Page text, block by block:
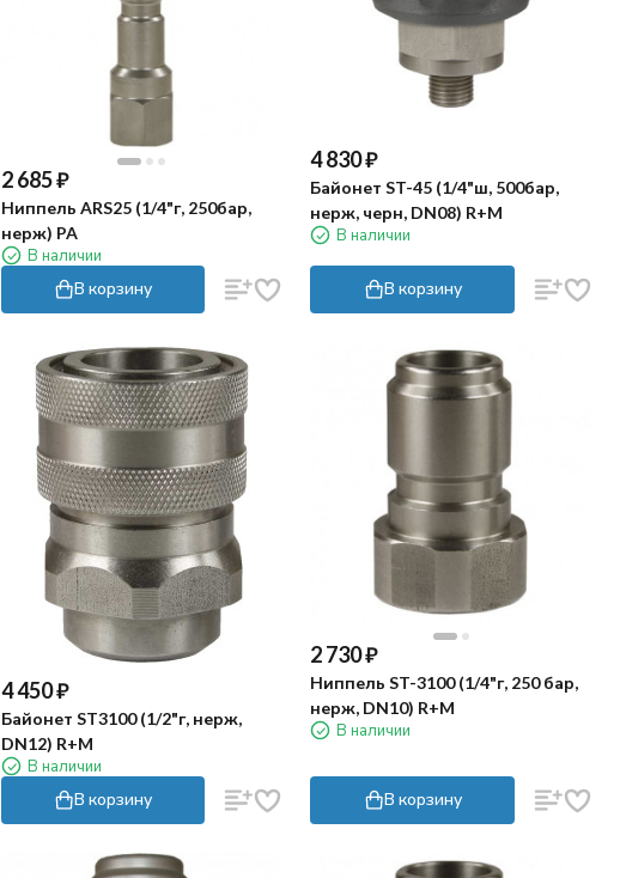
2 685₽
Ниппель ARS25 (1/4"г, 250бар,
нерж) PA
В наличии
В корзину
4 830₽
Байонет ST-45 (1/4"ш, 500бар,
нерж, черн, DN08) R+M
В наличии
В корзину
4 450₽
Байонет ST3100 (1/2"г, нерж,
DN12) R+M
В наличии
В корзину
2 730₽
Ниппель ST-3100 (1/4"г, 250 бар,
нерж, DN10) R+M
В наличии
В корзину